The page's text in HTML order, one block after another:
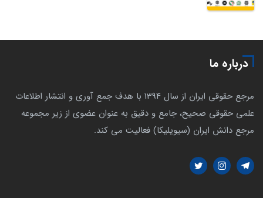
درباره ما
مرجع حقوقی ایران از سال 1394 با هدف جمع آوری و انتشار اطلاعات
علمی حقوقی صحیح، جامع و دقیق به عنوان عضوی از زیر مجموعه
مرجع دانش ایران (سیویلیکا) فعالیت می کند.